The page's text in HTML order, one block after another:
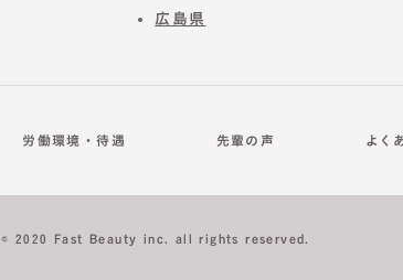
広島県
労働環境・待遇 先輩の声 よく
© 2020 Fast Beauty inc. all rights reserved.